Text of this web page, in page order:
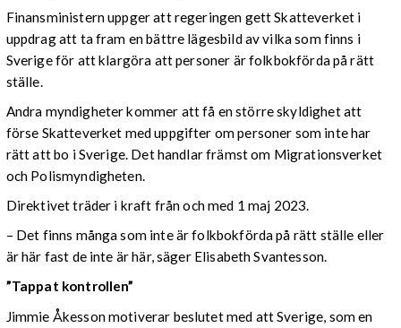
Finansministern uppger att regeringen gett Skatteverket i
uppdrag att ta fram en bättre lägesbild av vilka som finns i
Sverige för att klargöra att personer är folkbokförda på rätt
ställe.
Andra myndigheter kommer att få en större skyldighet att
förse Skatteverket med uppgifter om personer som inte har
rätt att bo i Sverige. Det handlar främst om Migrationsverket
och Polismyndigheten.
Direktivet träder i kraft från och med 1 maj 2023.
– Det finns många som inte är folkbokförda på rätt ställe eller
är här fast de inte är här, säger Elisabeth Svantesson.
”Tappat kontrollen”
Jimmie Åkesson motiverar beslutet med att Sverige, som en